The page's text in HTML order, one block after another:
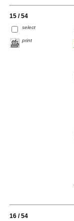
15 / 54
select
print
16 / 54